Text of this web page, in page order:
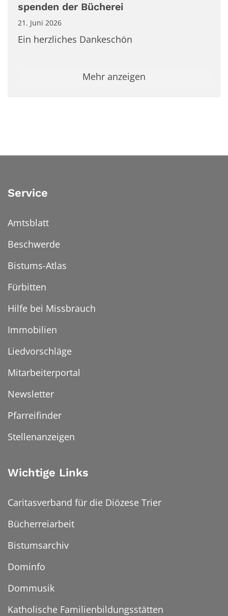
spenden der Bücherei
21. Juni 2026
Ein herzliches Dankeschön
Mehr anzeigen
Service
Amtsblatt
Beschwerde
Bistums-Atlas
Fürbitten
Hilfe bei Missbrauch
Immobilien
Liedvorschläge
Mitarbeiterportal
Newsletter
Pfarreifinder
Stellenanzeigen
Wichtige Links
Caritasverband für die Diözese Trier
Bücherreiarbeit
Bistumsarchiv
Dominfo
Dommusik
Katholische Familienbildungsstätten